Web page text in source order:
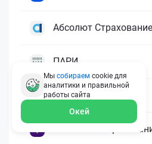
Абсолют Страхование
ПАРИ
Гелиос
Ренессанс
Мы собираем cookie для
аналитики и правильной
работы сайта
Окей